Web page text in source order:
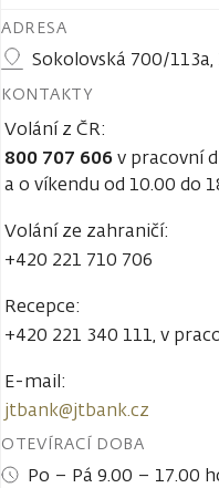
ADRESA
Sokolovská 700/113a,
KONTAKTY
Volání z ČR:
800 707 606v pracovní
a o víkendu od 10.00 do
Volání ze zahraničí:
+420 221 710 706
Recepce:
+420 221 340 111, v
E-mail:
jtbank@jtbank.cz
OTEVÍRACÍ DOBA
Po – Pá 9.00 – 17.00